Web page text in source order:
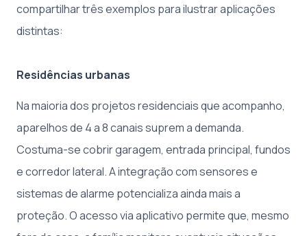
compartilhar três exemplos para ilustrar aplicações
distintas:
Residências urbanas
Na maioria dos projetos residenciais que acompanho,
aparelhos de 4 a 8 canais suprem a demanda.
Costuma-se cobrir garagem, entrada principal, fundos
e corredor lateral. A integração com sensores e
sistemas de alarme potencializa ainda mais a
proteção. O acesso via aplicativo permite que, mesmo